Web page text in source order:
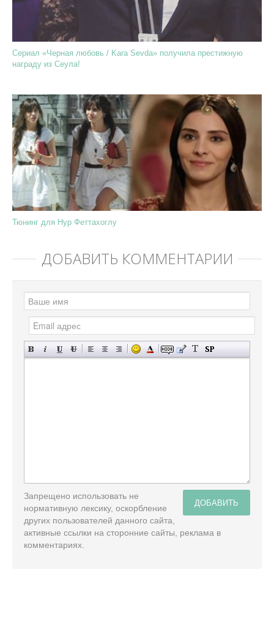
Сериал «Черная любовь / Kara Sevda» получила престижную
награду из Сеула!
Тюнинг для Нур Феттахоглу
ДОБАВИТЬ КОММЕНТАРИЙ
ДОБАВИТЬ
Запрещено использовать не
нормативную лексику, оскорбление
других пользователей данного сайта,
активные ссылки на сторонние сайты, реклама в
комментариях.